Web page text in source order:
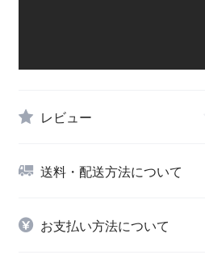
レビュー
送料・配送方法について
お支払い方法について